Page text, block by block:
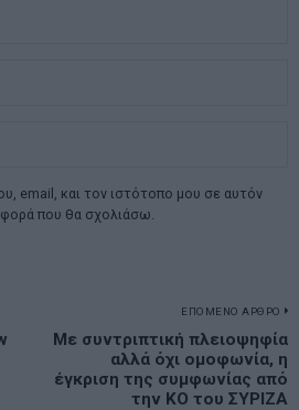
email, και τον ιστότοπο μου σε αυτόν
φορά που θα σχολιάσω.
ΕΠΟΜΕΝΟ ΑΡΘΡΟ
Με συντριπτική πλειοψηφία
αλλά όχι ομοφωνία, η
έγκριση της συμφωνίας από
την ΚΟ του ΣΥΡΙΖΑ